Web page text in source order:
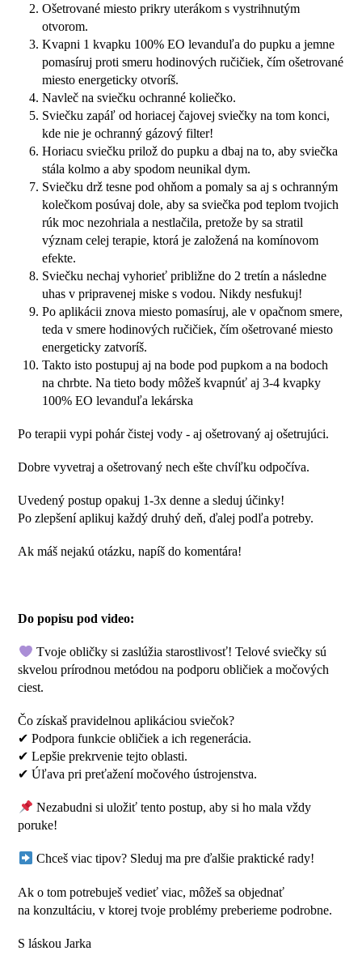
Ošetrované miesto prikry uterákom s vystrihnutým
otvorom.
Kvapni 1 kvapku 100% EO levanduľa do pupku a jemne
pomasíruj proti smeru hodinových ručičiek, čím ošetrované
miesto energeticky otvoríš.
Navleč na sviečku ochranné koliečko.
Sviečku zapáľ od horiacej čajovej sviečky na tom konci,
kde nie je ochranný gázový filter!
Horiacu sviečku prilož do pupku a dbaj na to, aby sviečka
stála kolmo a aby spodom neunikal dym.
Sviečku drž tesne pod ohňom a pomaly sa aj s ochranným
kolečkom posúvaj dole, aby sa sviečka pod teplom tvojich
rúk moc nezohriala a nestlačila, pretože by sa stratil
význam celej terapie, ktorá je založená na komínovom
efekte.
Sviečku nechaj vyhorieť približne do 2 tretín a následne
uhas v pripravenej miske s vodou. Nikdy nesfukuj!
Po aplikácii znova miesto pomasíruj, ale v opačnom smere,
teda v smere hodinových ručičiek, čím ošetrované miesto
energeticky zatvoríš.
Takto isto postupuj aj na bode pod pupkom a na bodoch
na chrbte. Na tieto body môžeš kvapnúť aj 3-4 kvapky
100% EO levanduľa lekárska
Po terapii vypi pohár čistej vody - aj ošetrovaný aj ošetrujúci.
Dobre vyvetraj a ošetrovaný nech ešte chvíľku odpočíva.
Uvedený postup opakuj 1-3x denne a sleduj účinky!
Po zlepšení aplikuj každý druhý deň, ďalej podľa potreby.
Ak máš nejakú otázku, napíš do komentára!
Do popisu pod video:
Tvoje obličky si zaslúžia starostlivosť! Telové sviečky sú
skvelou prírodnou metódou na podporu obličiek a močových
ciest.
Čo získaš pravidelnou aplikáciou sviečok?
✔ Podpora funkcie obličiek a ich regenerácia.
✔ Lepšie prekrvenie tejto oblasti.
✔ Úľava pri preťažení močového ústrojenstva.
Nezabudni si uložiť tento postup, aby si ho mala vždy
poruke!
Chceš viac tipov? Sleduj ma pre ďalšie praktické rady!
Ak o tom potrebuješ vedieť viac, môžeš sa objednať
na konzultáciu, v ktorej tvoje problémy preberieme podrobne.
S láskou Jarka